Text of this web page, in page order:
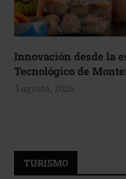
Innovación desde la
Tecnológico de
3 agosto, 2026
TURISMO